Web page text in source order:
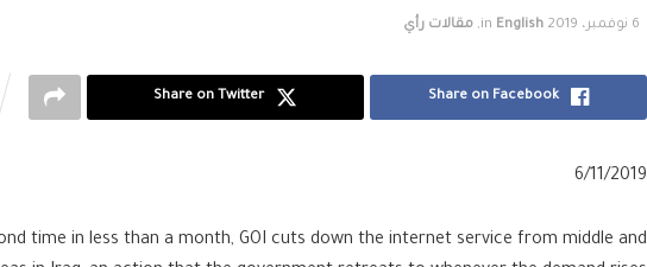
6 نوفمبر، 2019 in English
, مقالات رأي
Share on Facebook
Share on Twitter
6/11/2019
time in less than a month, GOI cuts down the internet service from middle and